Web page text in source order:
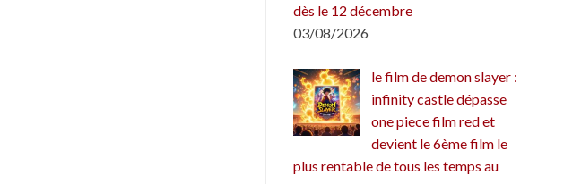
dès le 12 décembre
03/08/2026
le film de demon slayer :
infinity castle dépasse
one piece film red et
devient le 6ème film le
plus rentable de tous les temps au